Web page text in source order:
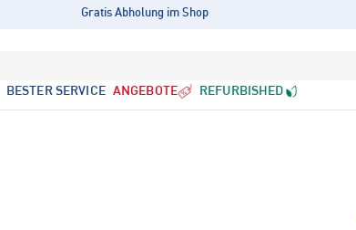
Gratis Abholung im Shop
BESTER SERVICE ANGEBOTE REFURBISHED